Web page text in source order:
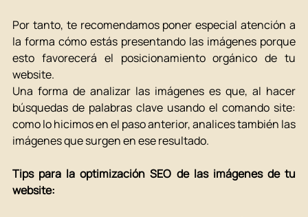
Por tanto, te recomendamos poner especial atención a
la forma cómo estás presentando las imágenes porque
esto favorecerá el posicionamiento orgánico de tu
website.
Una forma de analizar las imágenes es que, al hacer
búsquedas de palabras clave usando el comando site:
como lo hicimos en el paso anterior, analices también las
imágenes que surgen en ese resultado.
Tips para la optimización SEO de las imágenes de tu
website: